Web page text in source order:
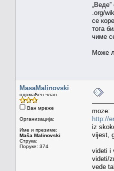
.org/
се
тога
чиме
Може
MasaMalinovski
одомаћен члан
Ван мреже
Организација:
Име и презиме:
Maša Malinovski
Струка:
Поруке: 374
moze:
http://
iz
vijest,
videti i
videti/
vede